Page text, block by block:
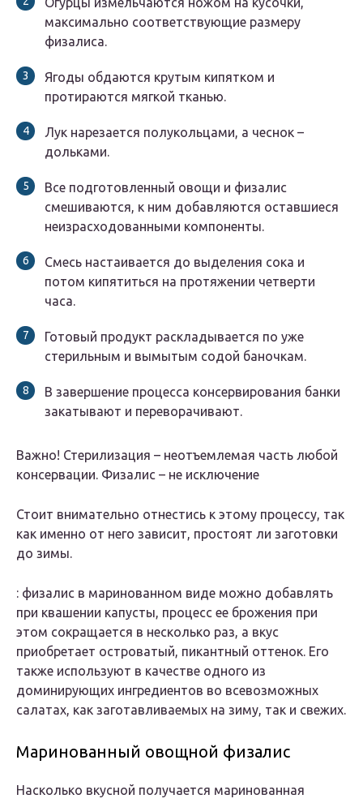
максимально соответствующие размеру
физалиса.
Ягоды обдаются крутым кипятком и
протираются мягкой тканью.
Лук нарезается полукольцами, а чеснок –
дольками.
Все подготовленный овощи и физалис
смешиваются, к ним добавляются оставшиеся
неизрасходованными компоненты.
Смесь настаивается до выделения сока и
потом кипятиться на протяжении четверти
часа.
Готовый продукт раскладывается по уже
стерильным и вымытым содой баночкам.
В завершение процесса консервирования банки
закатывают и переворачивают.
Важно! Стерилизация – неотъемлемая часть любой
консервации. Физалис – не исключение
Стоит внимательно отнестись к этому процессу, так
как именно от него зависит, простоят ли заготовки
до зимы.
: физалис в маринованном виде можно добавлять
при квашении капусты, процесс ее брожения при
этом сокращается в несколько раз, а вкус
приобретает островатый, пикантный оттенок. Его
также используют в качестве одного из
доминирующих ингредиентов во всевозможных
салатах, как заготавливаемых на зиму, так и свежих.
Маринованный овощной физалис
Насколько вкусной получается маринованная